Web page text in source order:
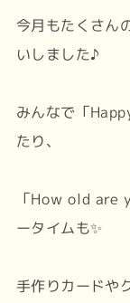
今月もたくさん
いしました♪
みんなで「
たり、
「How old are
ータイムも✨
手作りカードや